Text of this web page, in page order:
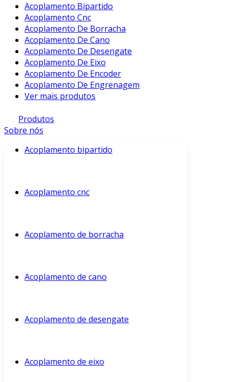
Acoplamento Bipartido
Acoplamento Cnc
Acoplamento De Borracha
Acoplamento De Cano
Acoplamento De Desengate
Acoplamento De Eixo
Acoplamento De Encoder
Acoplamento De Engrenagem
Ver mais produtos
Produtos
Sobre nós
Acoplamento bipartido
Acoplamento cnc
Acoplamento de borracha
Acoplamento de cano
Acoplamento de desengate
Acoplamento de eixo